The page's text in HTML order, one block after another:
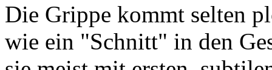
Die Grippe kommt selten
wie ein "Schnitt" in den